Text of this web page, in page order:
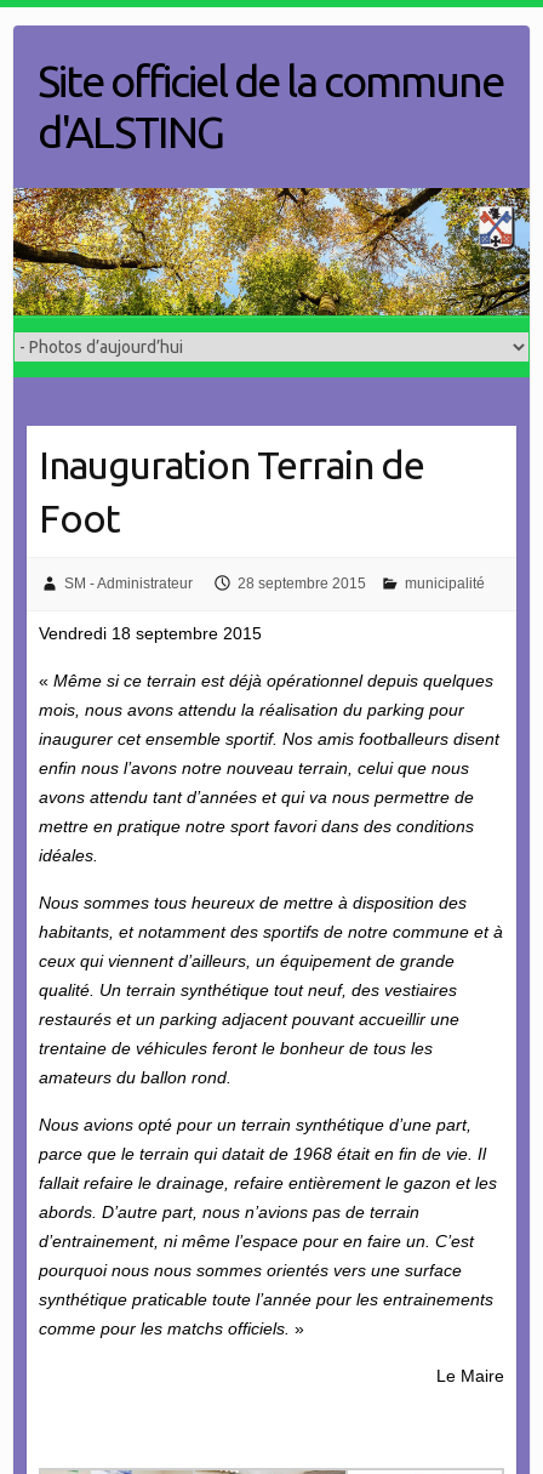
contentSite officiel de la commune
d'ALSTING
Inauguration Terrain de
Foot
SM - Administrateur 28 septembre 2015 municipalité
Vendredi 18 septembre 2015
« Même si ce terrain est déjà opérationnel depuis quelques
mois, nous avons attendu la réalisation du parking pour
inaugurer cet ensemble sportif. Nos amis footballeurs disent
enfin nous l’avons notre nouveau terrain, celui que nous
avons attendu tant d’années et qui va nous permettre de
mettre en pratique notre sport favori dans des conditions
idéales.
Nous sommes tous heureux de mettre à disposition des
habitants, et notamment des sportifs de notre commune et à
ceux qui viennent d’ailleurs, un équipement de grande
qualité. Un terrain synthétique tout neuf, des vestiaires
restaurés et un parking adjacent pouvant accueillir une
trentaine de véhicules feront le bonheur de tous les
amateurs du ballon rond.
Nous avions opté pour un terrain synthétique d’une part,
parce que le terrain qui datait de 1968 était en fin de vie. Il
fallait refaire le drainage, refaire entièrement le gazon et les
abords. D’autre part, nous n’avions pas de terrain
d’entrainement, ni même l’espace pour en faire un. C’est
pourquoi nous nous sommes orientés vers une surface
synthétique praticable toute l’année pour les entrainements
comme pour les matchs officiels. »
Le Maire